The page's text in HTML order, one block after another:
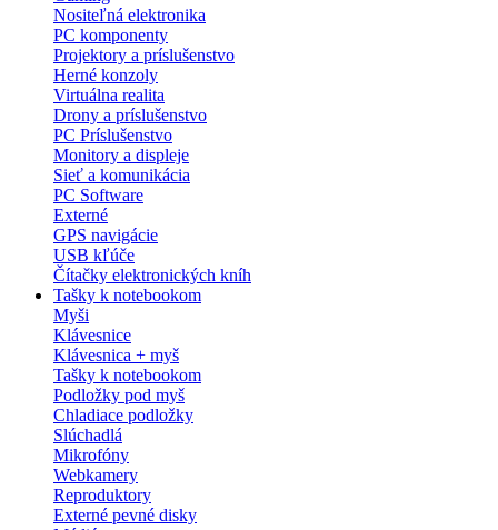
Nositeľná elektronika
PC komponenty
Projektory a príslušenstvo
Herné konzoly
Virtuálna realita
Drony a príslušenstvo
PC Príslušenstvo
Monitory a displeje
Sieť a komunikácia
PC Software
Externé
GPS navigácie
USB kľúče
Čítačky elektronických kníh
Tašky k notebookom
Myši
Klávesnice
Klávesnica + myš
Tašky k notebookom
Podložky pod myš
Chladiace podložky
Slúchadlá
Mikrofóny
Webkamery
Reproduktory
Externé pevné disky